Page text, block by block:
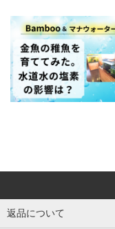
返品について